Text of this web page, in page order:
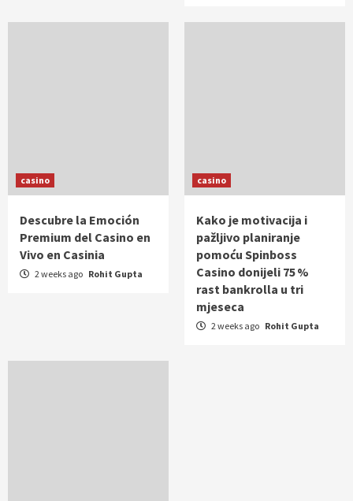
casino
Descubre la Emoción
Premium del Casino en
Vivo en Casinia
2 weeks ago Rohit Gupta
casino
Kako je motivacija i
pažljivo planiranje
pomoću Spinboss
Casino donijeli 75 %
rast bankrolla u tri
mjeseca
2 weeks ago Rohit Gupta